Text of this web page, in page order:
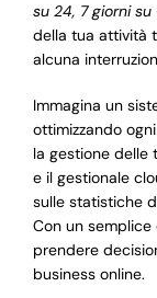
su 24, 7 giorni su
della tua attività
alcuna
Immagina un
ottimizzando
la gestione delle
e il gestionale
sulle statistiche
Con un semplice
prendere
business online.